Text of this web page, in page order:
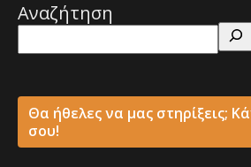
Αναζήτηση
Θα ήθελες να μας στηρίξεις;
σου!